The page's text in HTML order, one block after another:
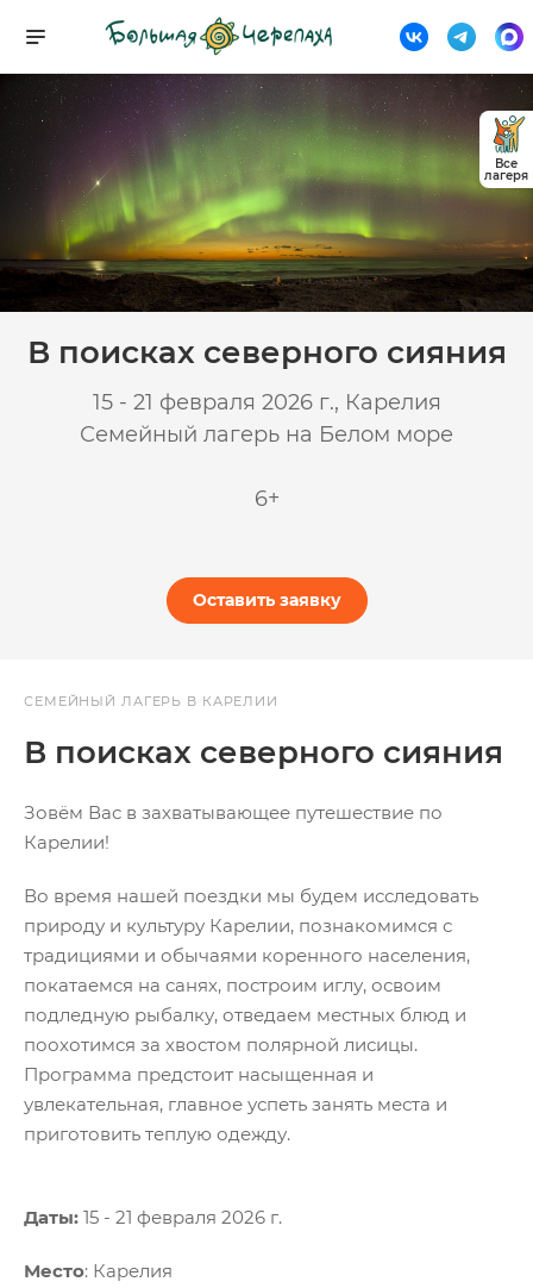
Все
лагеря
В поисках северного сияния
15 - 21 февраля 2026 г., Карелия
Семейный лагерь на Белом море
6+
Оставить заявку
СЕМЕЙНЫЙ ЛАГЕРЬ В КАРЕЛИИ
В поисках северного сияния
Зовём Вас в захватывающее путешествие по
Карелии!
Во время нашей поездки мы будем исследовать
природу и культуру Карелии, познакомимся с
традициями и обычаями коренного населения,
покатаемся на санях, построим иглу, освоим
подледную рыбалку, отведаем местных блюд и
поохотимся за хвостом полярной лисицы.
Программа предстоит насыщенная и
увлекательная, главное успеть занять места и
приготовить теплую одежду.
Даты: 15 - 21 февраля 2026 г.
Место: Карелия